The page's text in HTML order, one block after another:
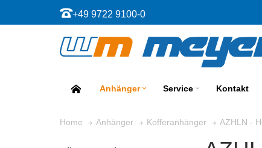
+49 9722 9100-0
Anhänger Service Kontakt
Home Anhänger Kofferanhänger AZHLN -